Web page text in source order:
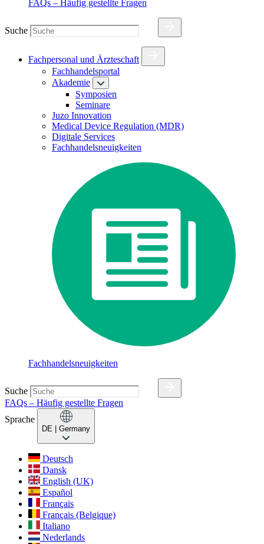
FAQs – Häufig gestellte Fragen
Suche
Fachpersonal und Ärzteschaft
Fachhandelsportal
Akademie
Symposien
Seminare
Juzo Innovation
Medical Device Regulation (MDR)
Digitale Services
Fachhandelsneuigkeiten
Fachhandelsneuigkeiten
Suche
FAQs – Häufig gestellte Fragen
Sprache
DE | Germany
Deutsch
Dansk
English (UK)
Español
Français
Français (Belgique)
Italiano
Nederlands